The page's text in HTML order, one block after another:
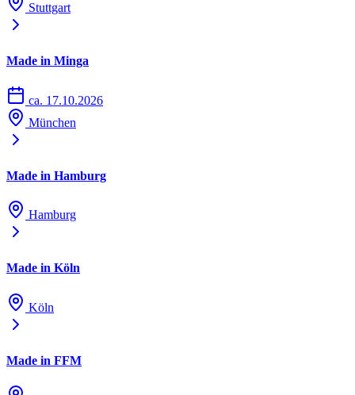
Stuttgart
Made in Minga
ca. 17.10.2026
München
Made in Hamburg
Hamburg
Made in Köln
Köln
Made in FFM